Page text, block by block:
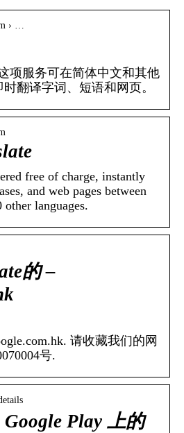
› …
项服务可在简体中文和其他
翻译字词、短语和网页。
free of charge, instantly
and web pages between
languages.
的 –
请收藏我们的网
号.
Play 上的